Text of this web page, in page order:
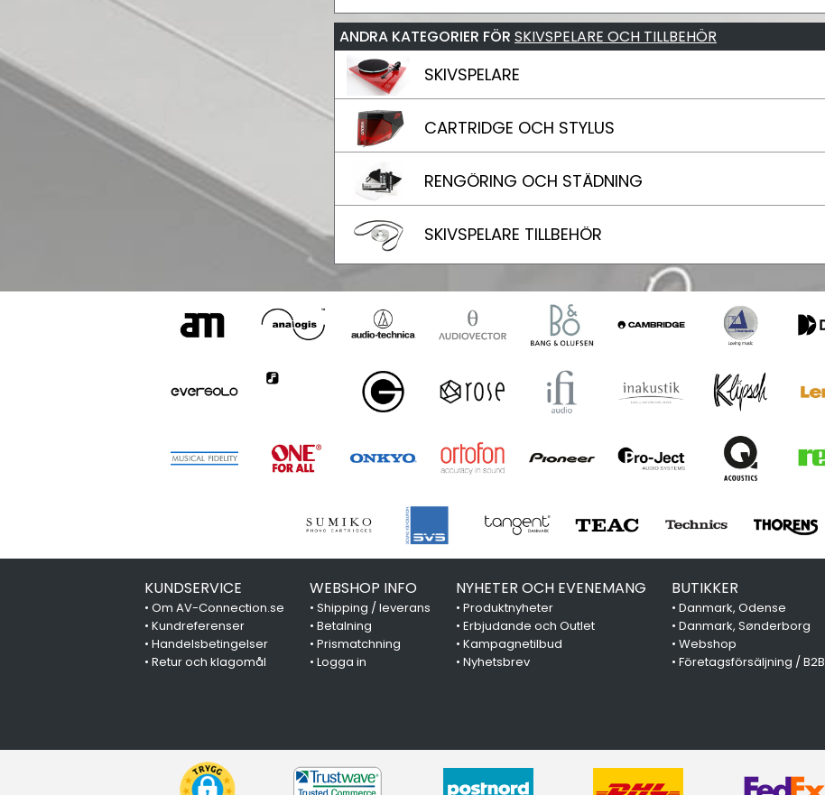
ANDRA KATEGORIER FÖR SKIVSPELARE OCH TILLBEHÖR
SKIVSPELARE
CARTRIDGE OCH STYLUS
RENGÖRING OCH STÄDNING
SKIVSPELARE TILLBEHÖR
KUNDSERVICE
• Om AV-Connection.se
• Kundreferenser
• Handelsbetingelser
• Retur och klagomål
WEBSHOP INFO
• Shipping / leverans
• Betalning
• Prismatchning
• Logga in
NYHETER OCH EVENEMANG
• Produktnyheter
• Erbjudande och Outlet
• Kampagnetilbud
• Nyhetsbrev
BUTIKKER
• Danmark, Odense
• Danmark, Sønderborg
• Webshop
• Företagsförsäljning / B2B